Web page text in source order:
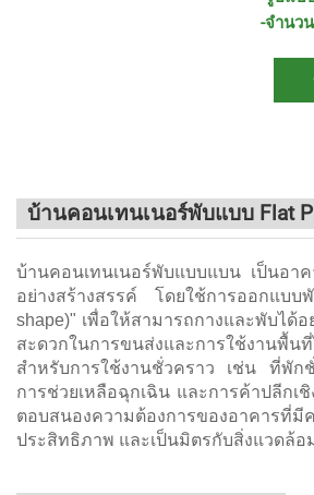
-จำนว
บ้านคอนเทนเนอร์พับแบบ Flat
บ้านคอนเทนเนอร์พับแบบแบน เป็นอา
อย่างสร้างสรรค์ โดยใช้การออกแบ
shape)" เพื่อให้สามารถกางและพับได้อ
สะดวกในการขนส่งและการใช้งาน
สำหรับการใช้งานชั่วคราว เช่น ที่พัก
การช่วยเหลือฉุกเฉิน และการค้าปลีกเ
ตอบสนองความต้องการของอาค
ประสิทธิภาพ และเป็นมิตรกับสิ่งแวดล้อ